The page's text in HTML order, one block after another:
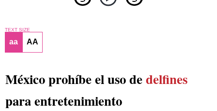
TEXT SIZE
aa AA
México prohíbe el uso dedelfines
para entretenimiento